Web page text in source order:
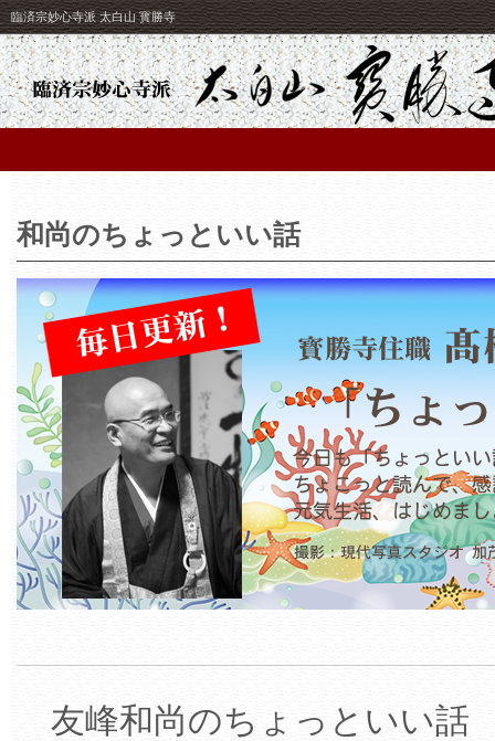
臨済宗妙心寺派 太白山 寳勝寺
和尚のちょっといい話
友峰和尚のちょっといい話